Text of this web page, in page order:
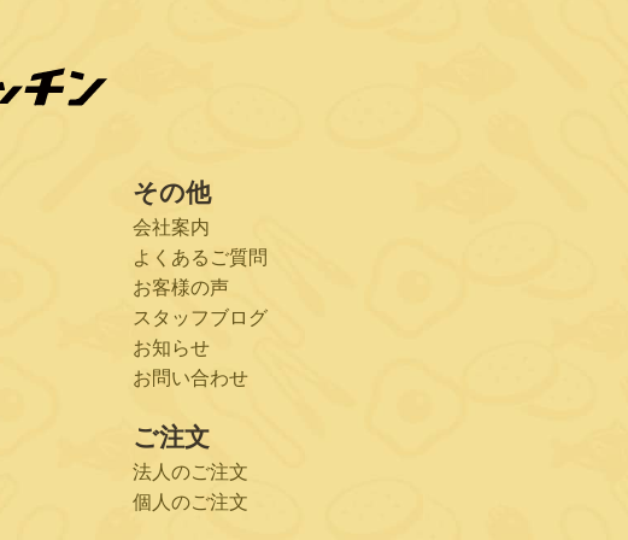
その他
会社案内
よくあるご質問
お客様の声
スタッフブログ
お知らせ
お問い合わせ
ご注文
法人のご注文
個人のご注文